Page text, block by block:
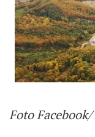
Foto